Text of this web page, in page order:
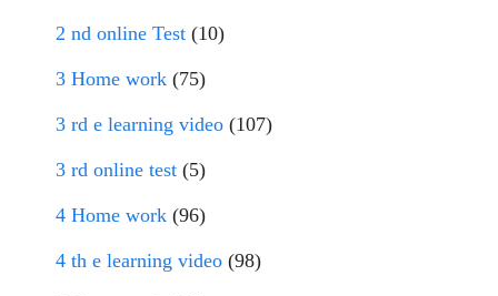
2 nd online Test (10)
3 Home work (75)
3 rd e learning video (107)
3 rd online test (5)
4 Home work (96)
4 th e learning video (98)